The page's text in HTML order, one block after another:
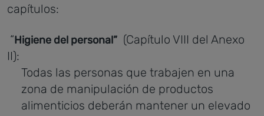
capítulos:
“Higiene del personal” (Capítulo VIII del Anexo
II):
Todas las personas que trabajen en una
zona de manipulación de productos
alimenticios deberán mantener un elevado